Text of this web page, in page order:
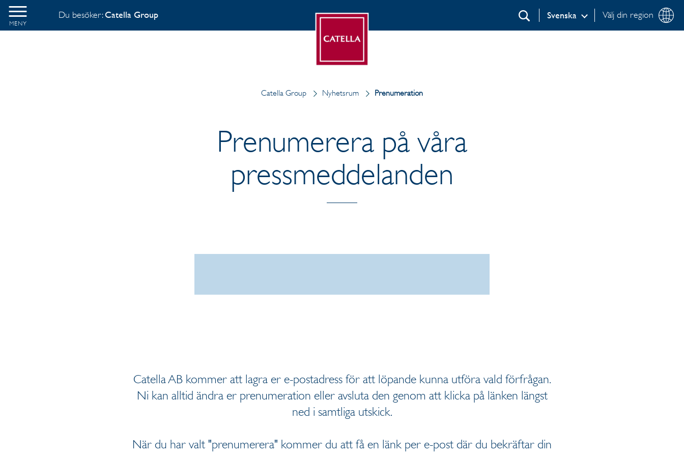
MENY
Du besöker:Catella Group Välj din region
Svenska
Sök
Catella Group Nyhetsrum Prenumeration
Prenumerera på våra
pressmeddelanden
Catella AB kommer att lagra er e-postadress för att löpande kunna utföra vald förfrågan.
Ni kan alltid ändra er prenumeration eller avsluta den genom att klicka på länken längst
ned i samtliga utskick.
När du har valt "prenumerera" kommer du att få en länk per e-post där du bekräftar din